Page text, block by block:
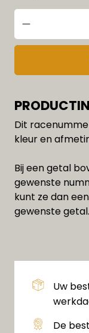
Dit
kleur en
Bij een getal
gewenste
kunt ze dan
gewenste getal.
Uw
De